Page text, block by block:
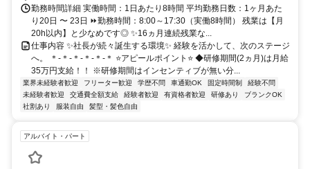
勤務時間詳細 実働時間：1日あたり8時間 平均勤務日数：1ヶ月あた
り20日 〜 23日 ⏩勤務時間：8:00～17:30（実働8時間） 残業は【月
20h以内】と少なめです◎ ✨16ヵ月連続残業な...
仕事内容 ✨社長が続々誕生する環境✨ 経験を活かして、次のステージ
へ。 ＊-＊-＊-＊-＊-＊ ⭐アピールポイント⭐ ◆研修期間(2ヵ月)は月給
35万円支給！！ ※研修期間はインセンティブが無い分...
業界未経験者歓迎 フリーター歓迎 学歴不問 車通勤OK 固定時間制
経験不問
未経験者歓迎
交通費全額支給 経験者歓迎 有資格者歓迎 研修あり
ブランクOK
社割あり
服装自由 髪型・髪色自由
アルバイト・パート